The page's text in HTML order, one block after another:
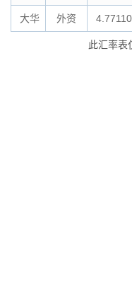
大华 外资
此汇率表